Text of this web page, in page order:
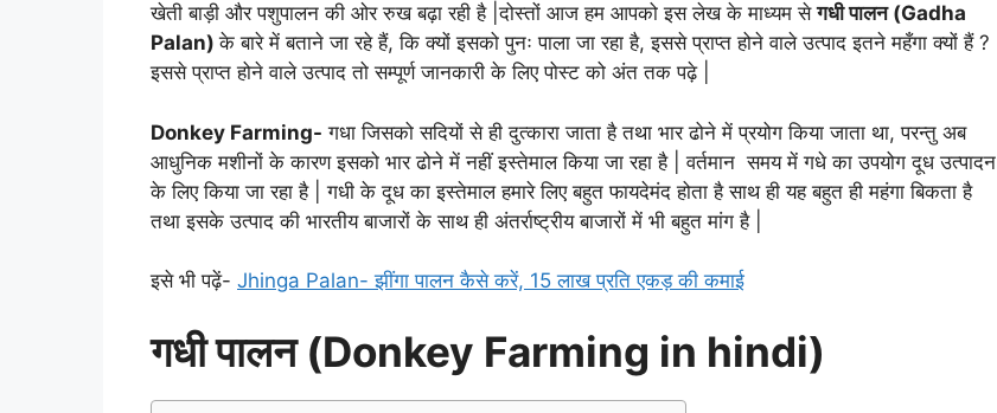
खेती बाड़ी और पशुपालन की ओर रुख बढ़ा रही है |दोस्तों आज हम आपको इस लेख के माध्यम सेगधी पालन (Gadha
Palan)के बारे में बताने जा रहे हैं, कि क्यों इसको पुनः पाला जा रहा है, इससे प्राप्त होने वाले उत्पाद इतने महँगा क्यों हैं ?
इससे प्राप्त होने वाले उत्पाद तो सम्पूर्ण जानकारी के लिए पोस्ट को अंत तक पढ़े |
Donkey Farming- गधा जिसको सदियों से ही दुत्कारा जाता है तथा भार ढोने में प्रयोग किया जाता था, परन्तु अब
आधुनिक मशीनों के कारण इसको भार ढोने में नहीं इस्तेमाल किया जा रहा है | वर्तमान समय में गधे का उपयोग दूध उत्पादन
के लिए किया जा रहा है | गधी के दूध का इस्तेमाल हमारे लिए बहुत फायदेमंद होता है साथ ही यह बहुत ही महंगा बिकता है
तथा इसके उत्पाद की भारतीय बाजारों के साथ ही अंतर्राष्ट्रीय बाजारों में भी बहुत मांग है |
इसे भी पढ़ें- Jhinga Palan- झींगा पालन कैसे करें, 15 लाख प्रति एकड़ की कमाई
गधी पालन (Donkey Farming in hindi)